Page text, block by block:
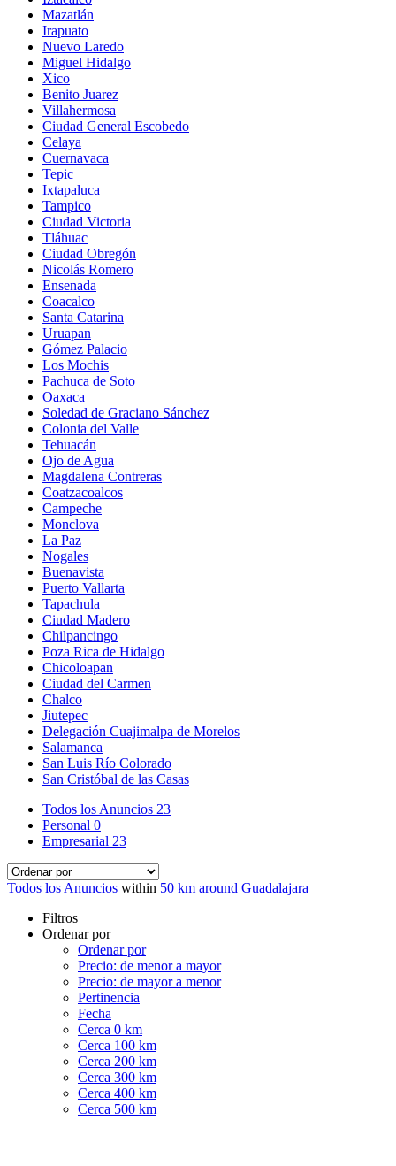
Mazatlán
Irapuato
Nuevo Laredo
Miguel Hidalgo
Xico
Benito Juarez
Villahermosa
Ciudad General Escobedo
Celaya
Cuernavaca
Tepic
Ixtapaluca
Tampico
Ciudad Victoria
Tláhuac
Ciudad Obregón
Nicolás Romero
Ensenada
Coacalco
Santa Catarina
Uruapan
Gómez Palacio
Los Mochis
Pachuca de Soto
Oaxaca
Soledad de Graciano Sánchez
Colonia del Valle
Tehuacán
Ojo de Agua
Magdalena Contreras
Coatzacoalcos
Campeche
Monclova
La Paz
Nogales
Buenavista
Puerto Vallarta
Tapachula
Ciudad Madero
Chilpancingo
Poza Rica de Hidalgo
Chicoloapan
Ciudad del Carmen
Chalco
Jiutepec
Delegación Cuajimalpa de Morelos
Salamanca
San Luis Río Colorado
San Cristóbal de las Casas
Todos los Anuncios 23
Personal 0
Empresarial 23
Todos los Anuncios within 50 km around Guadalajara
Filtros
Ordenar por
Ordenar por
Precio: de menor a mayor
Precio: de mayor a menor
Pertinencia
Fecha
Cerca 0 km
Cerca 100 km
Cerca 200 km
Cerca 300 km
Cerca 400 km
Cerca 500 km